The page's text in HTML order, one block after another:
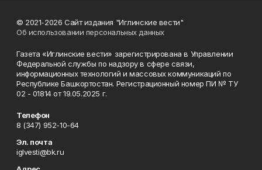
© 2021-2026 Сайт издания "Иглинские вести"
Об использовании персональных данных
Газета «Иглинские вести» зарегистрирована в Управлении
Федеральной службы по надзору в сфере связи,
информационных технологий и массовых коммуникаций по
Республике Башкортостан. Регистрационный номер ПИ № ТУ
02 - 01814 от 19.05.2025 г.
Телефон
8 (347) 952-10-64
Эл. почта
iglvesti@bk.ru